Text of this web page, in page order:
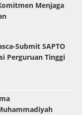
Menjaga
Submit SAPTO
Perguruan Tinggi